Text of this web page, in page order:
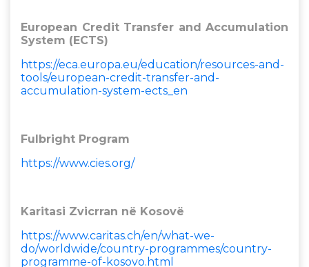
European Credit Transfer and Accumulation
System (ECTS)
https://eca.europa.eu/education/resources-and-
tools/european-credit-transfer-and-
accumulation-system-ects_en
Fulbright Program
https://www.cies.org/
Karitasi Zvicrran në Kosovë
https://www.caritas.ch/en/what-we-
do/worldwide/country-programmes/country-
programme-of-kosovo.html